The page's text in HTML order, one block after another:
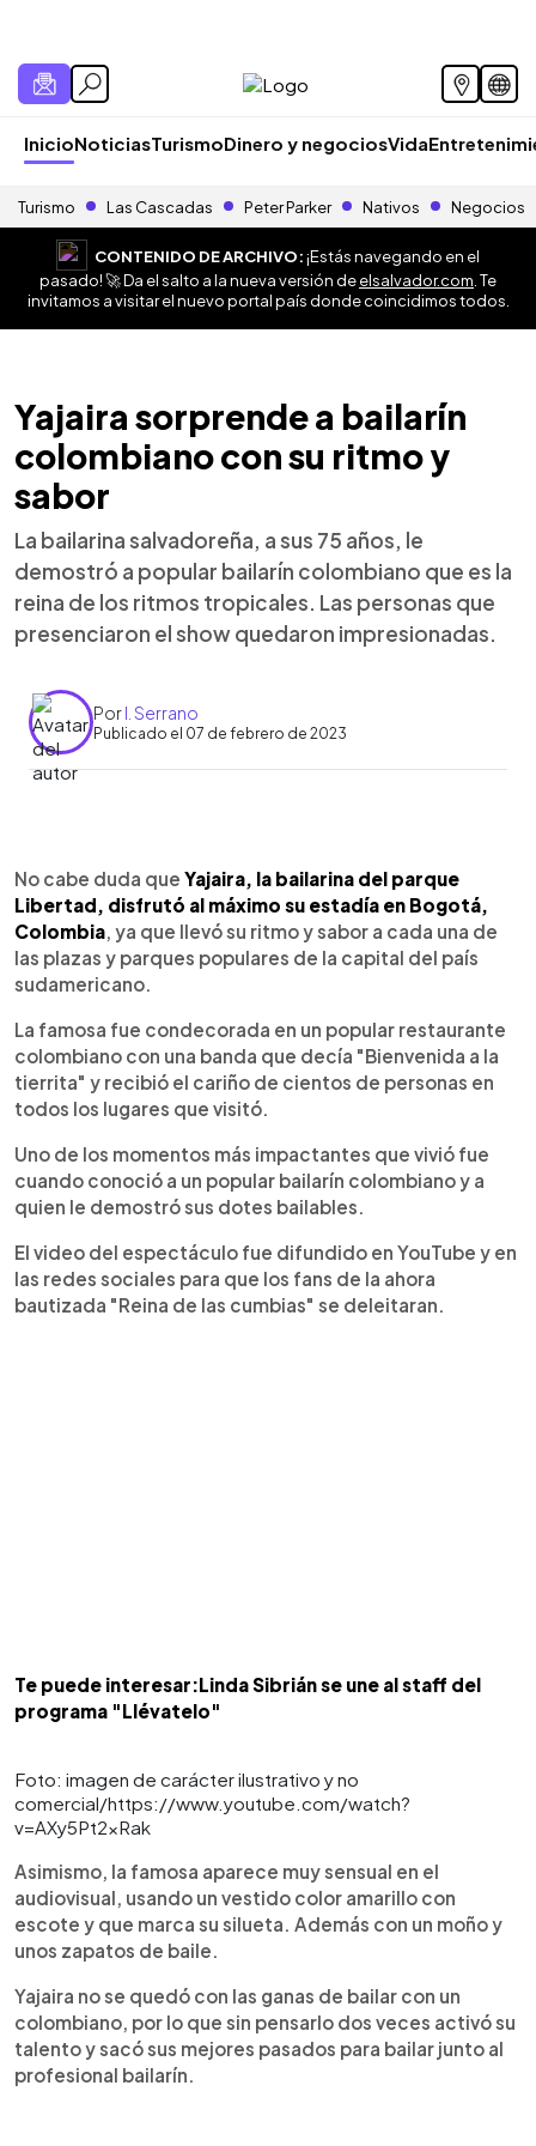
InicioNoticiasTurismoDinero y negociosVida
Turismo Las Cascadas Peter Parker Nativos Negocios
CONTENIDO DE ARCHIVO:¡Estás navegando en el
pasado! 🚀 Da el salto a la nueva versión deelsalvador.com . Te
invitamos a visitar el nuevo portal país donde coincidimos todos.
Yajaira sorprende a bailarín
colombiano con su ritmo y
sabor
La bailarina salvadoreña, a sus 75 años, le
demostró a popular bailarín colombiano que es la
reina de los ritmos tropicales. Las personas que
presenciaron el show quedaron impresionadas.
PorI. Serrano
Publicado el 07 de febrero de 2023
Escuchar artículo
No cabe duda que Yajaira, la bailarina del parque
Libertad, disfrutó al máximo su estadía en Bogotá,
Colombia, ya que llevó su ritmo y sabor a cada una de
las plazas y parques populares de la capital del país
sudamericano.
La famosa fue condecorada en un popular restaurante
colombiano con una banda que decía "Bienvenida a la
tierrita" y recibió el cariño de cientos de personas en
todos los lugares que visitó.
Uno de los momentos más impactantes que vivió fue
cuando conoció a un popular bailarín colombiano y a
quien le demostró sus dotes bailables.
El video del espectáculo fue difundido en YouTube y en
las redes sociales para que los fans de la ahora
bautizada "Reina de las cumbias" se deleitaran.
Te puede interesar:Linda Sibrián se une al staff del
programa "Llévatelo"
Foto: imagen de carácter ilustrativo y no
comercial/https://www.youtube.com/watch?
v=AXy5Pt2xRak
Asimismo, la famosa aparece muy sensual en el
audiovisual, usando un vestido color amarillo con
escote y que marca su silueta. Además con un moño y
unos zapatos de baile.
Yajaira no se quedó con las ganas de bailar con un
colombiano, por lo que sin pensarlo dos veces activó su
talento y sacó sus mejores pasados para bailar junto al
profesional bailarín.